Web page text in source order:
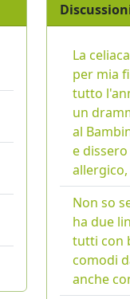
La
per mia
tutto
un
al
e
Non so
ha due
tutti con
comodi
anche